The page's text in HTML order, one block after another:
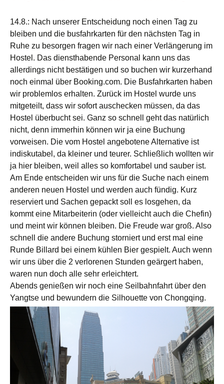
14.8.: Nach unserer Entscheidung noch einen Tag zu
bleiben und die busfahrkarten für den nächsten Tag in
Ruhe zu besorgen fragen wir nach einer Verlängerung im
Hostel. Das diensthabende Personal kann uns das
allerdings nicht bestätigen und so buchen wir kurzerhand
noch einmal über Booking.com. Die Busfahrkarten haben
wir problemlos erhalten. Zurück im Hostel wurde uns
mitgeteilt, dass wir sofort auschecken müssen, da das
Hostel überbucht sei. Ganz so schnell geht das natürlich
nicht, denn immerhin können wir ja eine Buchung
vorweisen. Die vom Hostel angebotene Alternative ist
indiskutabel, da kleiner und teurer. Schließlich wollten wir
ja hier bleiben, weil alles so komfortabel und sauber ist.
Am Ende entscheiden wir uns für die Suche nach einem
anderen neuen Hostel und werden auch fündig. Kurz
reserviert und Sachen gepackt soll es losgehen, da
kommt eine Mitarbeiterin (oder vielleicht auch die Chefin)
und meint wir können bleiben. Die Freude war groß. Also
schnell die andere Buchung storniert und erst mal eine
Runde Billard bei einem kühlen Bier gespielt. Auch wenn
wir uns über die 2 verlorenen Stunden geärgert haben,
waren nun doch alle sehr erleichtert.
Abends genießen wir noch eine Seilbahnfahrt über den
Yangtse und bewundern die Silhouette von Chongqing.